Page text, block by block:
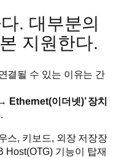
. 대부분의
지원한다.
결될 수 있는 이유는 간
Ethernet(이더넷)’ 장치
스, 키보드, 외장 저장장
Host(OTG) 기능이 탑재